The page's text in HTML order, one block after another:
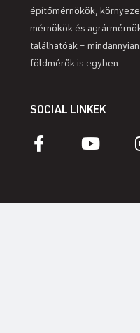
építőmérnökök,
mérnökök és
találhatóak –
földmérők is egyben.
SOCIAL LINKEK